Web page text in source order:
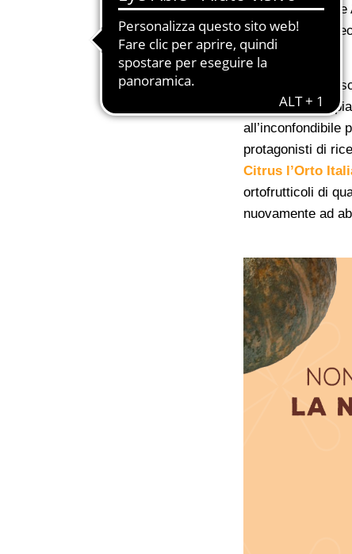
contiene
protegge
è
preparazioni di
all’inconfondibile
protagonisti di
Citrus l’Orto
ortofrutticoli di
nuovamente ad